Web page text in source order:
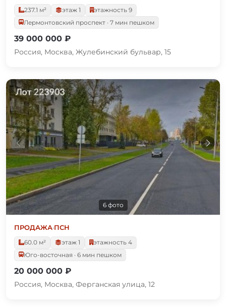
237.1 м²
этаж 1
этажность 9
Лермонтовский проспект · 7 мин пешком
39 000 000 ₽
Россия, Москва, Жулебинский бульвар, 15
6 фото
ПРОДАЖА·ПСН
60.0 м²
этаж 1
этажность 4
Юго-восточная · 6 мин пешком
20 000 000 ₽
Россия, Москва, Ферганская улица, 12